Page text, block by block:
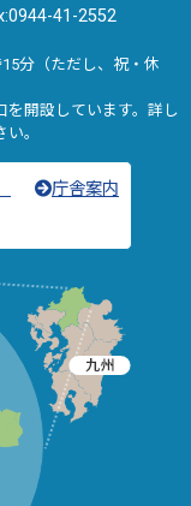
41-2552
分（ただし、祝・休
開設しています。詳し
。
庁舎案内